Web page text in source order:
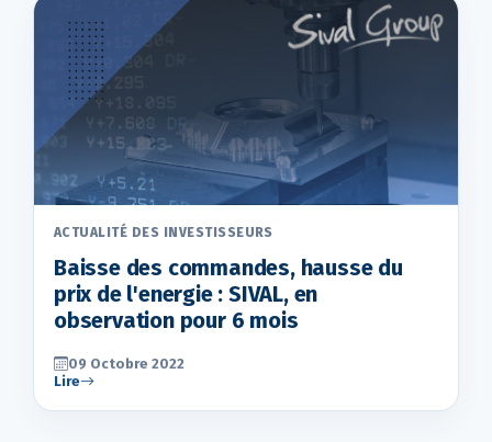
ACTUALITÉ DES INVESTISSEURS
Baisse des commandes, hausse du
prix de l'energie : SIVAL, en
observation pour 6 mois
09 Octobre 2022
Lire